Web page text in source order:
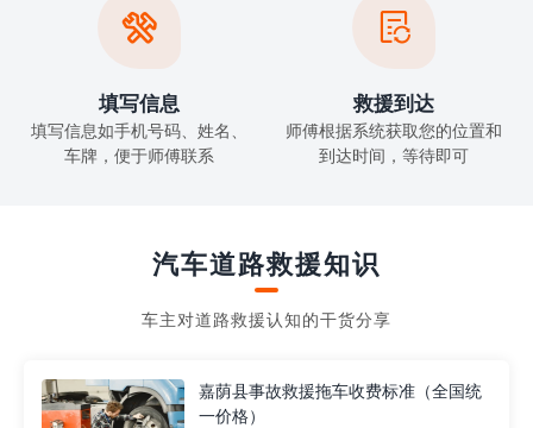

填写信息
填写信息如手机号码、姓名、
车牌，便于师傅联系

救援到达
师傅根据系统获取您的位置和
到达时间，等待即可
汽车道路救援知识
车主对道路救援认知的干货分享
嘉荫县事故救援拖车收费标准（全国统
一价格）